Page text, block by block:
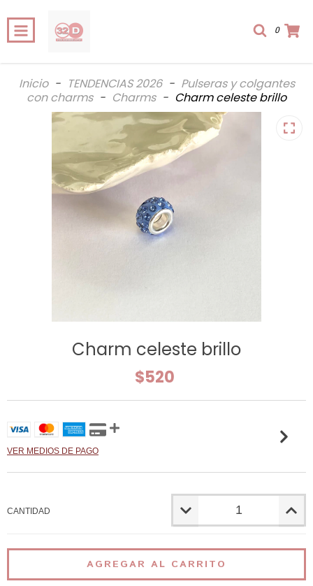
0
Inicio - TENDENCIAS 2026 - Pulseras y colgantes
con charms - Charms - Charm celeste brillo
Charm celeste brillo
$520
VER MEDIOS DE PAGO
CANTIDAD